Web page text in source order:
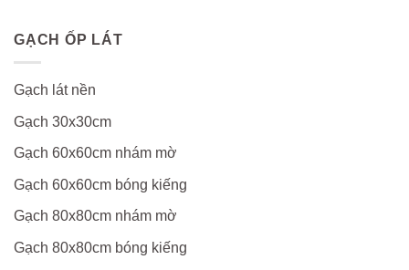
GẠCH ỐP LÁT
Gạch lát nền
Gạch 30x30cm
Gạch 60x60cm nhám mờ
Gạch 60x60cm bóng kiếng
Gạch 80x80cm nhám mờ
Gạch 80x80cm bóng kiếng